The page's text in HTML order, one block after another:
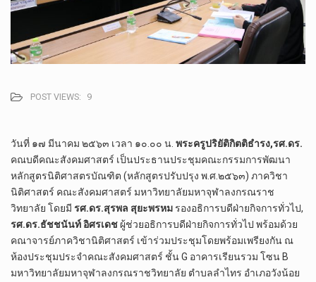
POST VIEWS: 9
วันที่ ๑๗ มีนาคม ๒๕๖๓ เวลา ๑๐.๐๐ น. พระครูปริยัติกิตติธำรง,รศ.ดร.
คณบดีคณะสังคมศาสตร์ เป็นประธานประชุมคณะกรรมการพัฒนา
หลักสูตรนิติศาสตรบัณฑิต (หลักสูตรปรับปรุง พ.ศ.๒๕๖๓) ภาควิชา
นิติศาสตร์ คณะสังคมศาสตร์ มหาวิทยาลัยมหาจุฬาลงกรณราช
วิทยาลัย โดยมี รศ.ดร.สุรพล สุยะพรหม รองอธิการบดีฝ่ายกิจการทั่วไป,
รศ.ดร.ธัชชนันท์ อิศรเดช ผู้ช่วยอธิการบดีฝ่ายกิจการทั่วไป พร้อมด้วย
คณาจารย์ภาควิชานิติศาสตร์ เข้าร่วมประชุมโดยพร้อมเพรียงกัน ณ
ห้องประชุมประจำคณะสังคมศาสตร์ ชั้น G อาคารเรียนรวม โซน B
มหาวิทยาลัยมหาจุฬาลงกรณราชวิทยาลัย ตำบลลำไทร อำเภอวังน้อย